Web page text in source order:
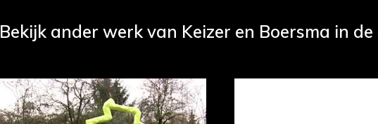
Bekijk ander werk van Keizer en Boersma in de